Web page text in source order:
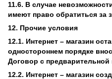
11.6. В случае
имеют право обратиться за
12. Прочие условия
12.1. Интернет – магазин
одностороннем порядке
Договор с предварительной
12.2. Интернет – магазин